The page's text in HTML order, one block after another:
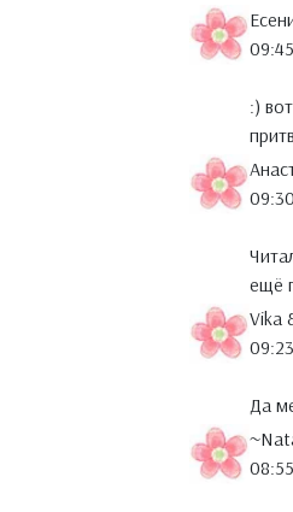
:)
ещё
Vika
Да